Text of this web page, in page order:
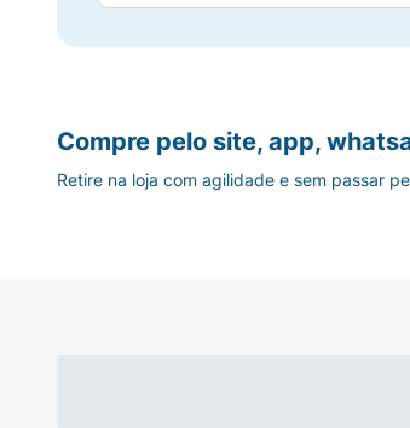
Suaviza e diminui as rugas
O Episol Color possui uma
Compre pelo site, app,
Retire na loja com agilidade e sem passar